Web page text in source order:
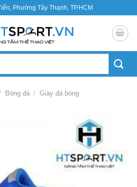
Phường Tây Thạnh, TP.HCM
Bóng đá / Giày đá bóng